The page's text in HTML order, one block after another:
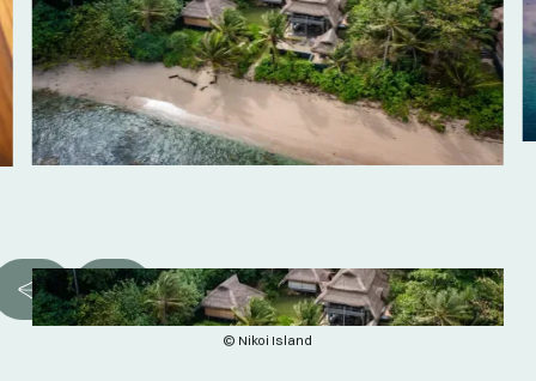
© Nikoi Island